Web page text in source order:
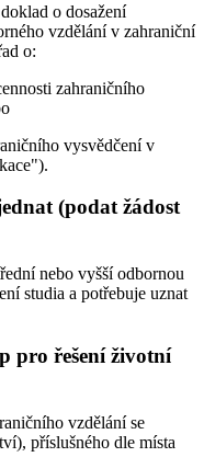
o dosažení
vzdělání v zahraniční
o:
zahraničního
vysvědčení v
(podat žádost
nebo vyšší odbornou
studia a potřebuje uznat
pro řešení životní
vzdělání se
příslušného dle místa